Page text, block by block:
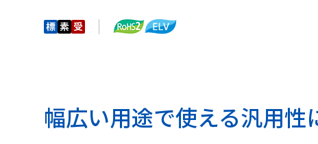
幅広い用途で使える汎用性